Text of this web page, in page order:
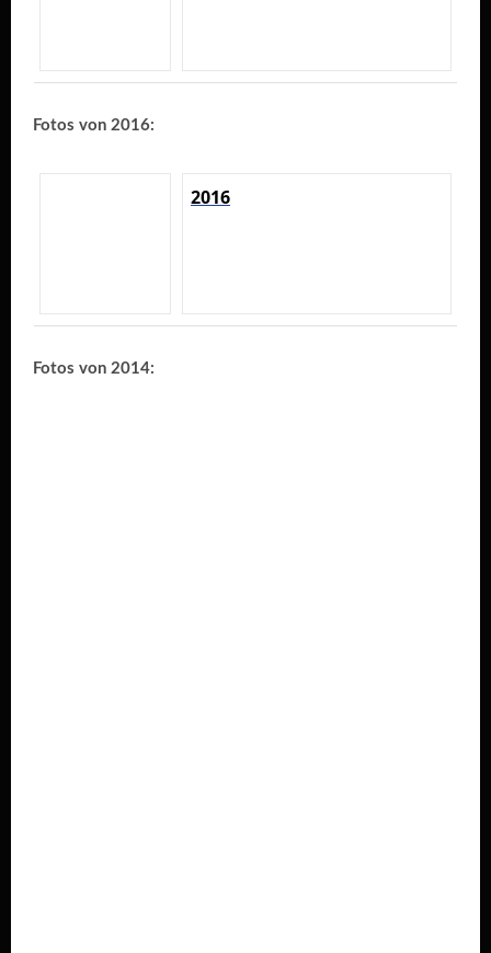
Fotos von 2016:
2016
Fotos von 2014: